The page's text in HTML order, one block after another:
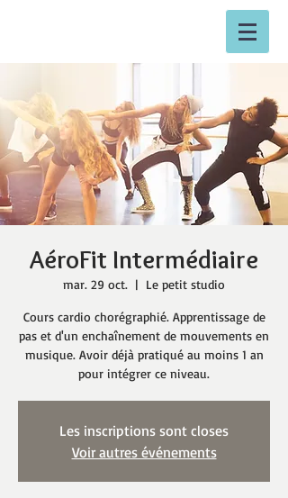
AéroFit Intermédiaire
mar. 29 oct.
  |
Le petit studio
Cours cardio chorégraphié. Apprentissage de
pas et d'un enchaînement de mouvements en
musique. Avoir déjà pratiqué au moins 1 an
pour intégrer ce niveau.
Les inscriptions sont closes
Voir autres événements